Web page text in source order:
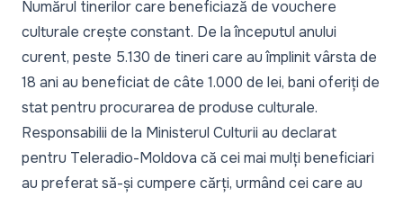
Numărul tinerilor care beneficiază de vouchere
culturale crește constant. De la începutul anului
curent, peste 5.130 de tineri care au împlinit vârsta de
18 ani au beneficiat de câte 1.000 de lei, bani oferiți de
stat pentru procurarea de produse culturale.
Responsabilii de la Ministerul Culturii au declarat
pentru Teleradio-Moldova că cei mai mulți beneficiari
au preferat să-și cumpere cărți, urmând cei care au